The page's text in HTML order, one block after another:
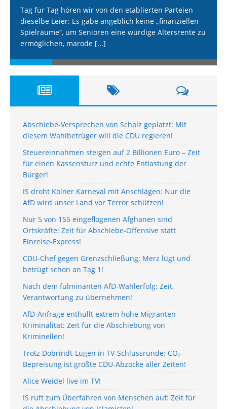
Tag für Tag hören wir von den etablierten Parteien
dieselbe Leier: Es gäbe angeblich keine „finanziellen
Spielräume“, um Senioren eine würdige Altersrente zu
ermöglichen, marode [...]
Abschiebe-Versprechen von Scholz geplatzt: Mit
diesem Wahlbetrüger will die CDU regieren!
Steuereinnahmen steigen auf 2 Billionen Euro – Zeit
für einen Kassensturz und echte Entlastung der
Bürger!
IS droht Kölner Karneval mit Anschlägen: Nur die
AfD wird unser Land vor Terror schützen!
Nur 5 von 155 eingeflogenen Afghanen sind
Ortskräfte: Zeit für Abschiebe-Offensive statt
Einreise-Express!
CDU-Chef gegen Grenzschließung: Merz lügt und
betrügt schon an Tag 1!
Nach dem fulminanten AfD-Wahlerfolg: Zeit,
Verantwortung zu übernehmen!
AfD-Anfrage enthüllt extrem hohe Migranten-
Kriminalität: Zeit für die Abschiebung von
Kriminellen!
Trotz Dobrindt-Lügen in TV-Schlussrunde: CO₂-
Bepreisung ist größte CDU-Abzocke aller Zeiten!
Alice Weidel live im TV!
IS ruft zum Überfahren von Menschen auf: Zeit für